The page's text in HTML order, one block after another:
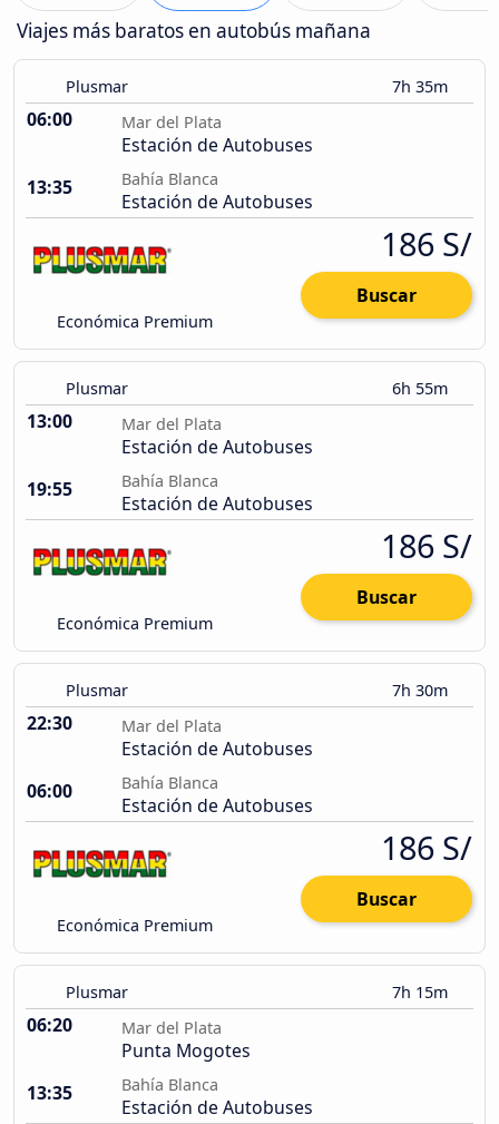
Viajes más baratos en autobús mañana
Plusmar 7h 35m
06:00 Mar del Plata
Estación de Autobuses
13:35
Bahía Blanca
Estación de Autobuses
Económica Premium
186 S/
Buscar
Plusmar 6h 55m
13:00 Mar del Plata
Estación de Autobuses
19:55
Bahía Blanca
Estación de Autobuses
Económica Premium
186 S/
Buscar
Plusmar 7h 30m
22:30 Mar del Plata
Estación de Autobuses
06:00
Bahía Blanca
Estación de Autobuses
Económica Premium
186 S/
Buscar
Plusmar 7h 15m
06:20 Mar del Plata
Punta Mogotes
13:35
Bahía Blanca
Estación de Autobuses